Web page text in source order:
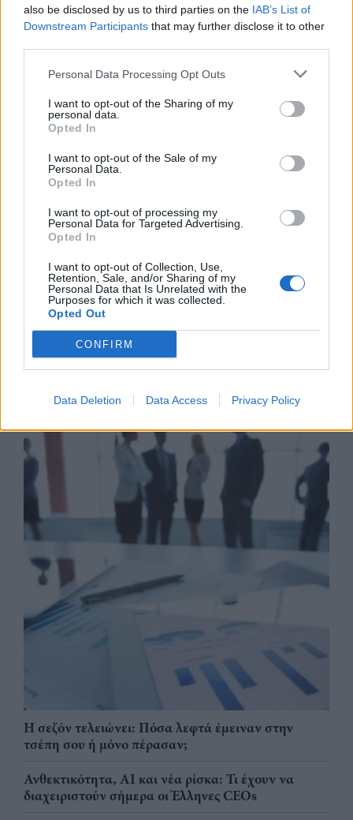
also be disclosed by us to third parties on the IAB’s List of
Downstream Participants that may further disclose it to other
Personal Data Processing Opt Outs
I want to opt-out of the Sharing of my
personal data.
Opted In
I want to opt-out of the Sale of my
Personal Data.
Opted In
I want to opt-out of processing my
Personal Data for Targeted Advertising.
Opted In
I want to opt-out of Collection, Use,
Retention, Sale, and/or Sharing of my
Personal Data that Is Unrelated with the
Purposes for which it was collected.
Opted Out
CONFIRM
Data Deletion Data Access Privacy Policy
Ο Κωνσταντίνος Μεφσούτ
αναλαμβάνει νέος Γενικός
Διευθυντής του PhARMA
Innovation Forum
για Ελλάδα και Κύπρο
Η Νικολέτα Μπούτσερου
Security Distribution
αναλαμβάνοντας τη θέση της
CMS Business Unit Director
Business Know-how
Η σεζόν τελειώνει: Πόσα λεφτά έμειναν στην
τσέπη σου ή μόνο πέρασαν;
Ανθεκτικότητα, AI και νέα ρίσκα: Τι έχουν να
διαχειριστούν σήμερα οι Έλληνες CEOs